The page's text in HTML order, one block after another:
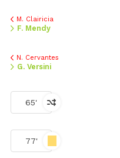
M. Clairicia
F. Mendy
N. Cervantes
G. Versini
65'
77'